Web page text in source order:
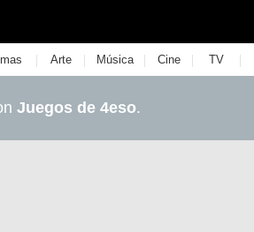
| Arte | Música | Cine | TV |
Juegos de 4eso.